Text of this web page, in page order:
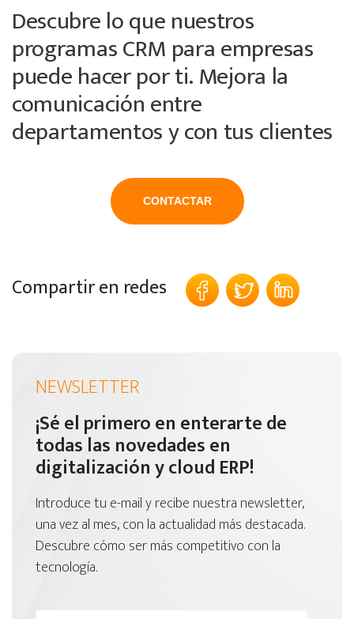
Descubre lo que nuestros
programas CRM para empresas
puede hacer por ti. Mejora la
comunicación entre
departamentos y con tus clientes
CONTACTAR
Compartir en redes
NEWSLETTER
¡Sé el primero en enterarte de
todas las novedades en
digitalización y cloud ERP!
Introduce tu e-mail y recibe nuestra newsletter,
una vez al mes, con la actualidad más destacada.
Descubre cómo ser más competitivo con la
tecnología.